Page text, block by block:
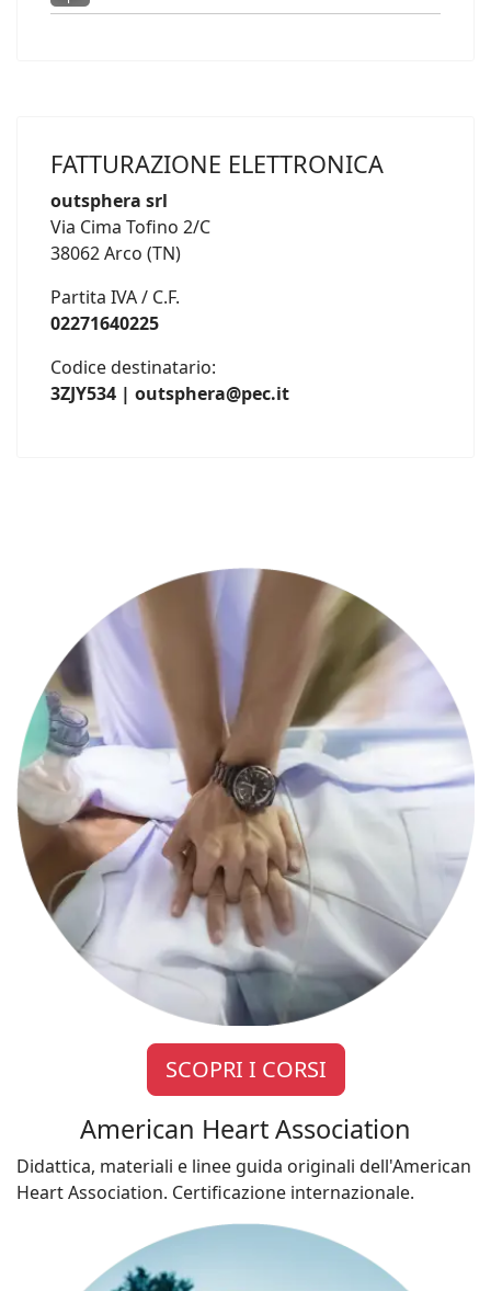
FATTURAZIONE ELETTRONICA
outsphera srl
Via Cima Tofino 2/C
38062 Arco (TN)
Partita IVA / C.F.
02271640225
Codice destinatario:
3ZJY534 | outsphera@pec.it
SCOPRI I CORSI
American Heart Association
Didattica, materiali e linee guida originali dell'American
Heart Association. Certificazione internazionale.